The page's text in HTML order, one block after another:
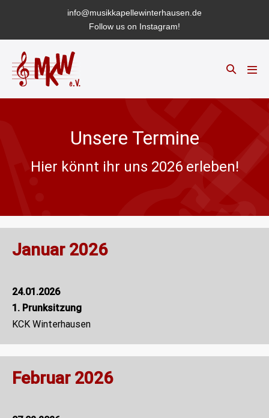
info@musikkapellewinterhausen.de
Follow us on Instagram!
Unsere Termine
Hier könnt ihr uns 2026 erleben!
Januar 2026
24.01.2026
1. Prunksitzung
KCK Winterhausen
Februar 2026